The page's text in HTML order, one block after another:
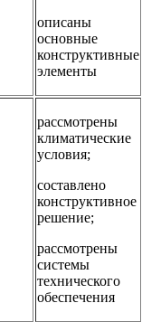
описаны
основные
конструктивные
элементы
рассмотрены
климатические
условия;
составлено
конструктивное
решение;
рассмотрены
системы
технического
обеспечения